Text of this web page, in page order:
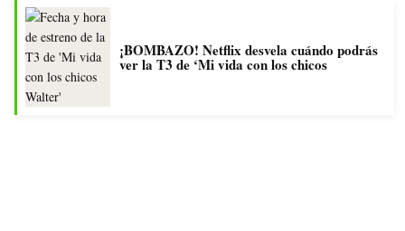
¡BOMBAZO! Netflix desvela cuándo podrás
ver la T3 de ‘Mi vida con los chicos